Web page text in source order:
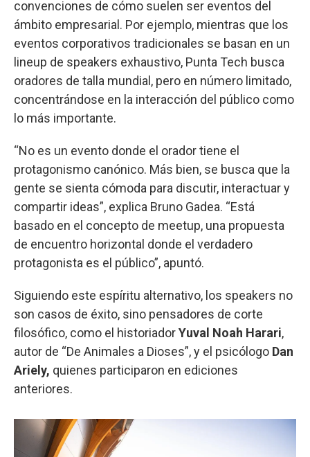
convenciones de cómo suelen ser eventos del
ámbito empresarial. Por ejemplo, mientras que los
eventos corporativos tradicionales se basan en un
lineup de speakers exhaustivo, Punta Tech busca
oradores de talla mundial, pero en número limitado,
concentrándose en la interacción del público como
lo más importante.
“No es un evento donde el orador tiene el
protagonismo canónico. Más bien, se busca que la
gente se sienta cómoda para discutir, interactuar y
compartir ideas”, explica Bruno Gadea. “Está
basado en el concepto de meetup, una propuesta
de encuentro horizontal donde el verdadero
protagonista es el público”, apuntó.
Siguiendo este espíritu alternativo, los speakers no
son casos de éxito, sino pensadores de corte
filosófico, como el historiadorYuval Noah Harari,
autor de “De Animales a Dioses”, y el psicólogo Dan
Ariely, quienes participaron en ediciones
anteriores.